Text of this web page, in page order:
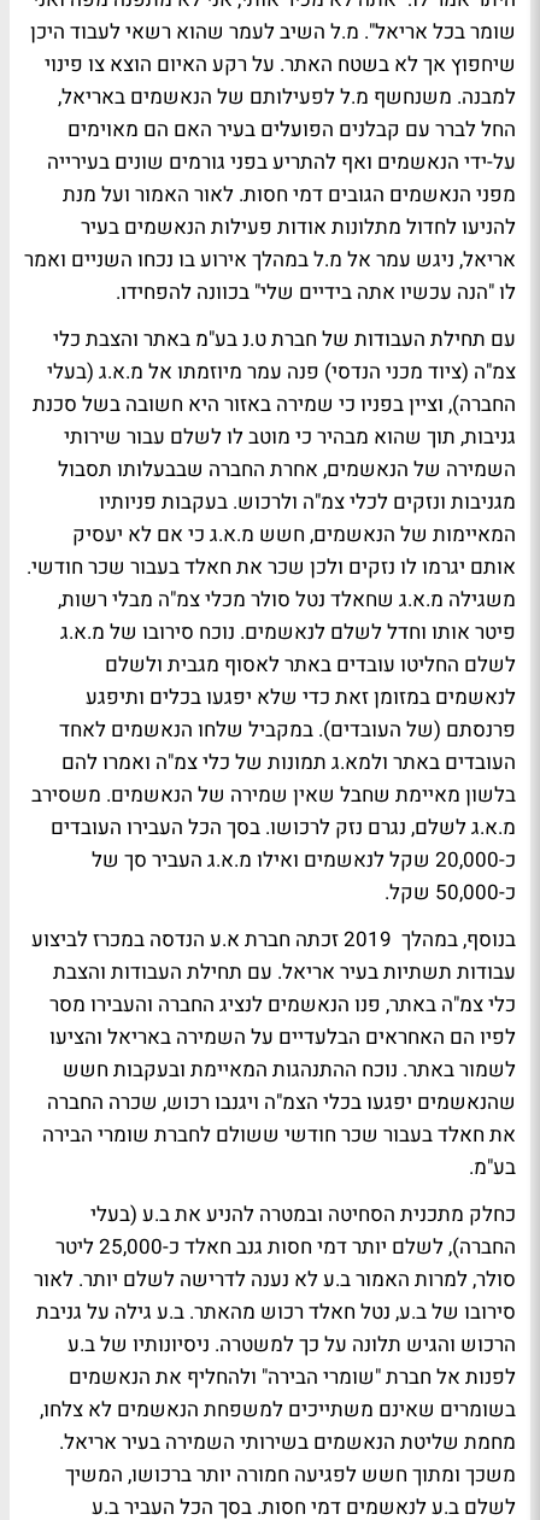
שומר בכל אריאל". מ.ל השיב לעמר שהוא רשאי לעבוד היכן
שיחפוץ אך לא בשטח האתר. על רקע האיום הוצא צו פינוי
למבנה. משנחשף מ.ל לפעילותם של הנאשמים באריאל,
החל לברר עם קבלנים הפועלים בעיר האם הם מאוימים
על-ידי הנאשמים ואף להתריע בפני גורמים שונים בעירייה
מפני הנאשמים הגובים דמי חסות. לאור האמור ועל מנת
להניעו לחדול מתלונות אודות פעילות הנאשמים בעיר
אריאל, ניגש עמר אל מ.ל במהלך אירוע בו נכחו השניים ואמר
לו "הנה עכשיו אתה בידיים שלי" בכוונה להפחידו.
עם תחילת העבודות של חברת ט.נ בע"מ באתר והצבת כלי
צמ"ה (ציוד מכני הנדסי) פנה עמר מיוזמתו אל מ.א.ג (בעלי
החברה), וציין בפניו כי שמירה באזור היא חשובה בשל סכנת
גניבות, תוך שהוא מבהיר כי מוטב לו לשלם עבור שירותי
השמירה של הנאשמים, אחרת החברה שבבעלותו תסבול
מגניבות ונזקים לכלי צמ"ה ולרכוש. בעקבות פניותיו
המאיימות של הנאשמים, חשש מ.א.ג כי אם לא יעסיק
אותם יגרמו לו נזקים ולכן שכר את חאלד בעבור שכר חודשי.
משגילה מ.א.ג שחאלד נטל סולר מכלי צמ"ה מבלי רשות,
פיטר אותו וחדל לשלם לנאשמים. נוכח סירובו של מ.א.ג
לשלם החליטו עובדים באתר לאסוף מגבית ולשלם
לנאשמים במזומן זאת כדי שלא יפגעו בכלים ותיפגע
פרנסתם (של העובדים). במקביל שלחו הנאשמים לאחד
העובדים באתר ולמא.ג תמונות של כלי צמ"ה ואמרו להם
בלשון מאיימת שחבל שאין שמירה של הנאשמים. משסירב
מ.א.ג לשלם, נגרם נזק לרכושו. בסך הכל העבירו העובדים
כ-20,000 שקל לנאשמים ואילו מ.א.ג העביר סך של
כ-50,000 שקל.
בנוסף, במהלך 2019 זכתה חברת א.ע הנדסה במכרז לביצוע
עבודות תשתיות בעיר אריאל. עם תחילת העבודות והצבת
כלי צמ"ה באתר, פנו הנאשמים לנציג החברה והעבירו מסר
לפיו הם האחראים הבלעדיים על השמירה באריאל והציעו
לשמור באתר. נוכח ההתנהגות המאיימת ובעקבות חשש
שהנאשמים יפגעו בכלי הצמ"ה ויגנבו רכוש, שכרה החברה
את חאלד בעבור שכר חודשי ששולם לחברת שומרי הבירה
בע"מ.
כחלק מתכנית הסחיטה ובמטרה להניע את ב.ע (בעלי
החברה), לשלם יותר דמי חסות גנב חאלד כ-25,000 ליטר
סולר, למרות האמור ב.ע לא נענה לדרישה לשלם יותר. לאור
סירובו של ב.ע, נטל חאלד רכוש מהאתר. ב.ע גילה על גניבת
הרכוש והגיש תלונה על כך למשטרה. ניסיונותיו של ב.ע
לפנות אל חברת "שומרי הבירה" ולהחליף את הנאשמים
בשומרים שאינם משתייכים למשפחת הנאשמים לא צלחו,
מחמת שליטת הנאשמים בשירותי השמירה בעיר אריאל.
משכך ומתוך חשש לפגיעה חמורה יותר ברכושו, המשיך
לשלם ב.ע לנאשמים דמי חסות. בסך הכל העביר ב.ע